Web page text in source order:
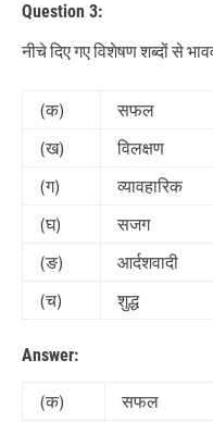
Question 3:
नीचे दिए गए विशेषण शब्दों से
(क) सफल
(ख)
विलक्षण
(ग)
व्यावहारिक
(घ)
सजग
(ङ)
आर्दशवादी
(च)
शुद्ध
Answer:
(क) सफल